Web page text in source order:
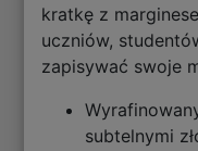
kratkę z
uczniów,
zapisywać swoje
subtelnymi